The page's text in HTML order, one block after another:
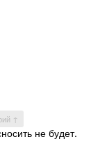
↑
не будет.